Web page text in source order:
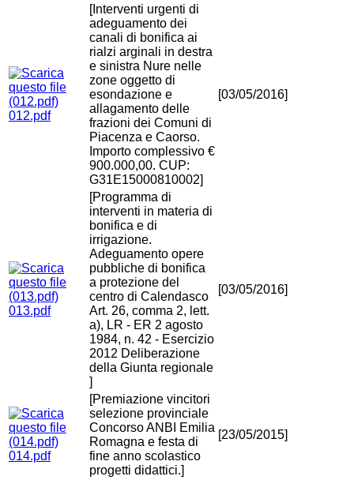
012.pdf
[Interventi urgenti di
adeguamento dei
canali di bonifica ai
rialzi arginali in destra
e sinistra Nure nelle
zone oggetto di
esondazione e
allagamento delle
frazioni dei Comuni di
Piacenza e Caorso.
Importo complessivo €
900.000,00. CUP:
G31E15000810002]
[03/05/2016]
013.pdf
[Programma di
interventi in materia di
bonifica e di
irrigazione.
Adeguamento opere
pubbliche di bonifica
a protezione del
centro di Calendasco
Art. 26, comma 2, lett.
a), LR - ER 2 agosto
1984, n. 42 - Esercizio
2012 Deliberazione
della Giunta regionale
]
[03/05/2016]
014.pdf
[Premiazione vincitori
selezione provinciale
Concorso ANBI Emilia
Romagna e festa di
fine anno scolastico
progetti didattici.]
[23/05/2015]